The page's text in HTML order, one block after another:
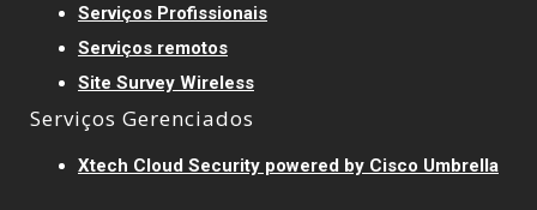
Serviços Profissionais
Serviços remotos
Site Survey Wireless
Serviços Gerenciados
Xtech Cloud Security powered by Cisco Umbrella